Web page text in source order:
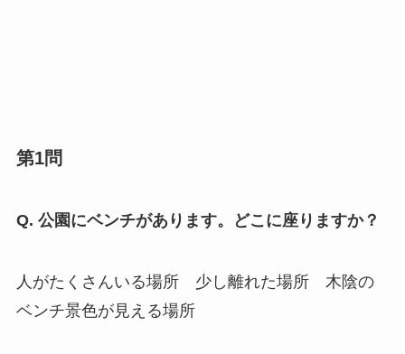
第1問
Q. 公園にベンチがあります。どこに座りますか？
人がたくさんいる場所 少し離れた場所 木陰の
ベンチ景色が見える場所